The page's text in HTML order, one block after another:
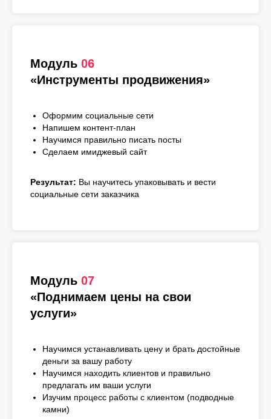
Модуль 06
«Инструменты продвижения»
Оформим социальные сети
Напишем контент-план
Научимся правильно писать посты
Сделаем имиджевый сайт
Результат: Вы научитесь упаковывать и вести
социальные сети заказчика
Модуль 07
«Поднимаем цены на свои
услуги»
Научимся устанавливать цену и брать достойные
деньги за вашу работу
Научимся находить клиентов и правильно
предлагать им ваши услуги
Изучим процесс работы с клиентом (подводные
камни)